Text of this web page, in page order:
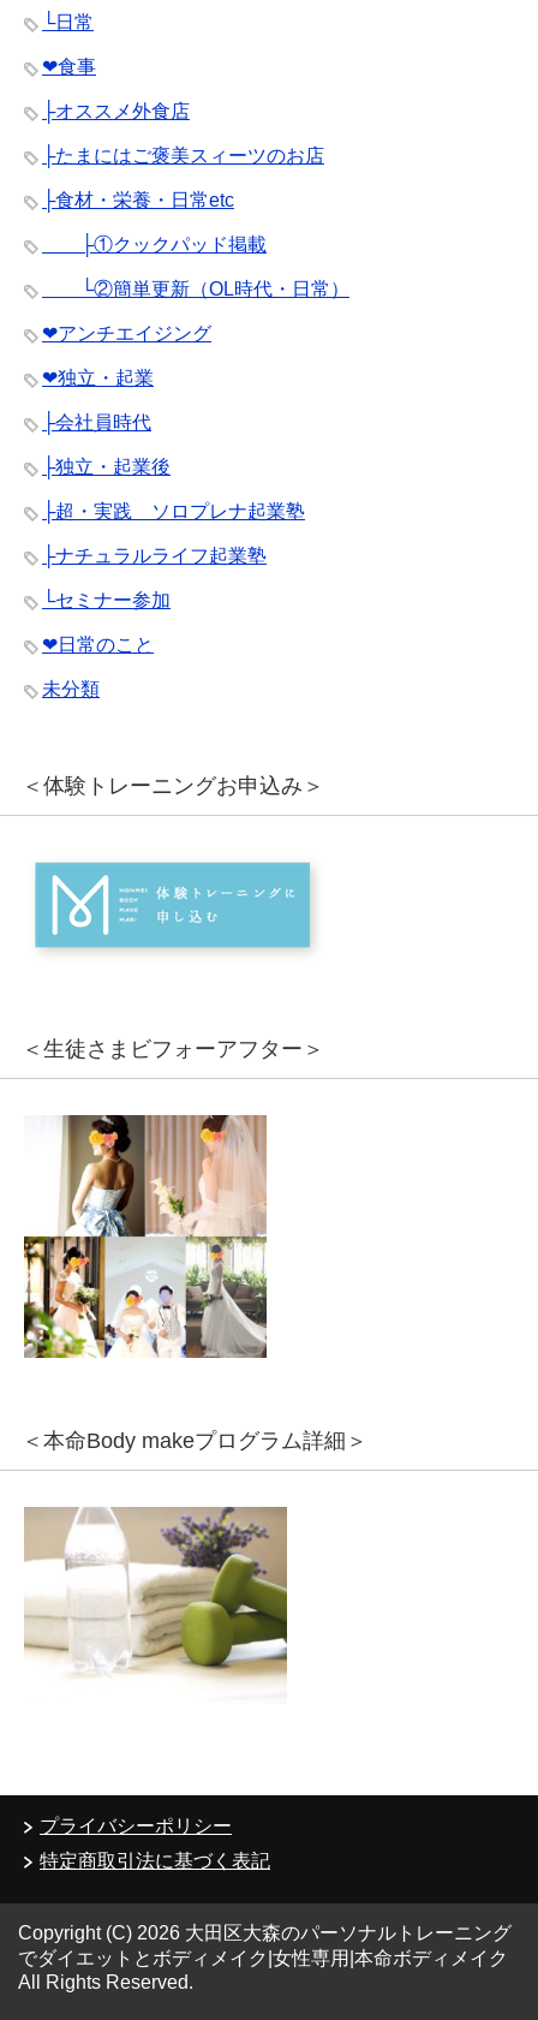
└日常
❤︎食事
├オススメ外食店
├たまにはご褒美スィーツのお店
├食材・栄養・日常etc
├①クックパッド掲載
└②簡単更新（OL時代・日常）
❤︎アンチエイジング
❤︎独立・起業
├会社員時代
├独立・起業後
├超・実践 ソロプレナ起業塾
├ナチュラルライフ起業塾
└セミナー参加
❤︎日常のこと
未分類
＜体験トレーニングお申込み＞
＜生徒さまビフォーアフター＞
＜本命Body makeプログラム詳細＞
プライバシーポリシー
特定商取引法に基づく表記
Copyright (C) 2026 大田区大森のパーソナルトレーニング
でダイエットとボディメイク|女性専用|本命ボディメイク
All Rights Reserved.